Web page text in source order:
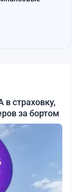
страховку,
за бортом